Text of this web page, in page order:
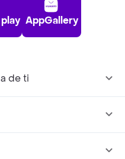
AppGallery
de ti